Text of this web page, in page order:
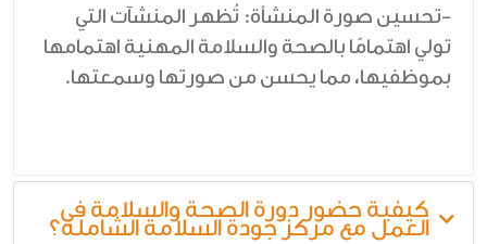
-تحسين صورة المنشأة: تُظهر المنشآت التي
تولي اهتمامًا بالصحة والسلامة المهنية اهتمامها
بموظفيها، مما يحسن من صورتها وسمعتها.
كيفية حضور دورة الصحة والسلامة في
العمل مع مركز جودة السلامة الشاملة؟